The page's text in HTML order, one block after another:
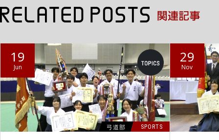
19
Jun
弓道部 SPORTS
29
Nov